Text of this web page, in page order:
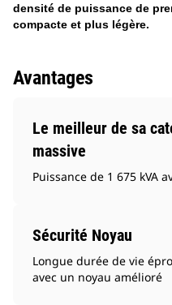
densité de puissance de
compacte et plus légère.
Avantages
Le meilleur de sa
massive
Puissance de 1 675 kVA
Sécurité Noyau
Longue durée de vie
avec un noyau amélioré